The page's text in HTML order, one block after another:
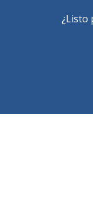
¿Listo